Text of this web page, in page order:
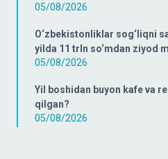
05/08/2026
O‘zbekistonliklar sog‘liqni
yilda 11 trln so‘mdan ziyod
05/08/2026
Yil boshidan buyon kafe va
qilgan?
05/08/2026